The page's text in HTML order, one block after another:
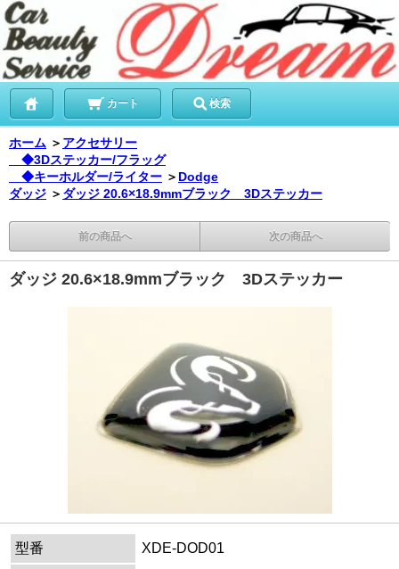
カート 検索
ホーム ＞ アクセサリー
◆3Dステッカー/フラッグ
◆キーホルダー/ライター ＞ Dodge
ダッジ ＞ ダッジ 20.6×18.9mmブラック 3Dステッカー
前の商品へ 次の商品へ
ダッジ 20.6×18.9mmブラック 3Dステッカー
型番
XDE-DOD01